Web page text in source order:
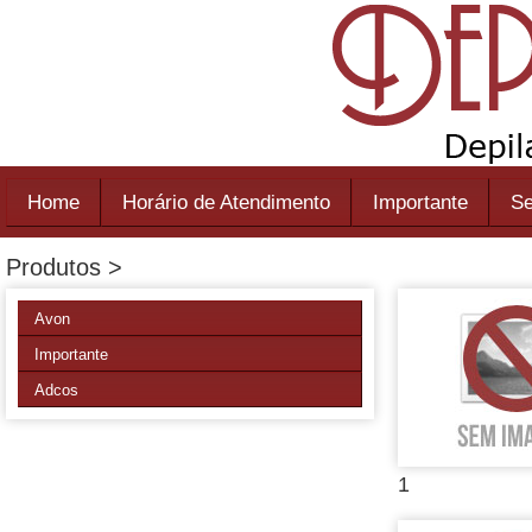
Home Horário de Atendimento Importante
Produtos >
Avon
Importante
Adcos
1